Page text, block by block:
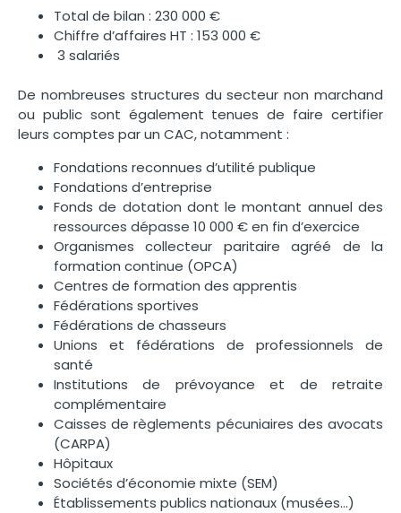
Total de bilan : 230 000 €
Chiffre d’affaires HT : 153 000 €
3 salariés
De nombreuses structures du secteur non marchand
ou public sont également tenues de faire certifier
leurs comptes par un CAC, notamment :
Fondations reconnues d’utilité publique
Fondations d’entreprise
Fonds de dotation dont le montant annuel des
ressources dépasse 10 000 € en fin d’exercice
Organismes collecteur paritaire agréé de la
formation continue (OPCA)
Centres de formation des apprentis
Fédérations sportives
Fédérations de chasseurs
Unions et fédérations de professionnels de
santé
Institutions de prévoyance et de retraite
complémentaire
Caisses de règlements pécuniaires des avocats
(CARPA)
Hôpitaux
Sociétés d’économie mixte (SEM)
Établissements publics nationaux (musées…)